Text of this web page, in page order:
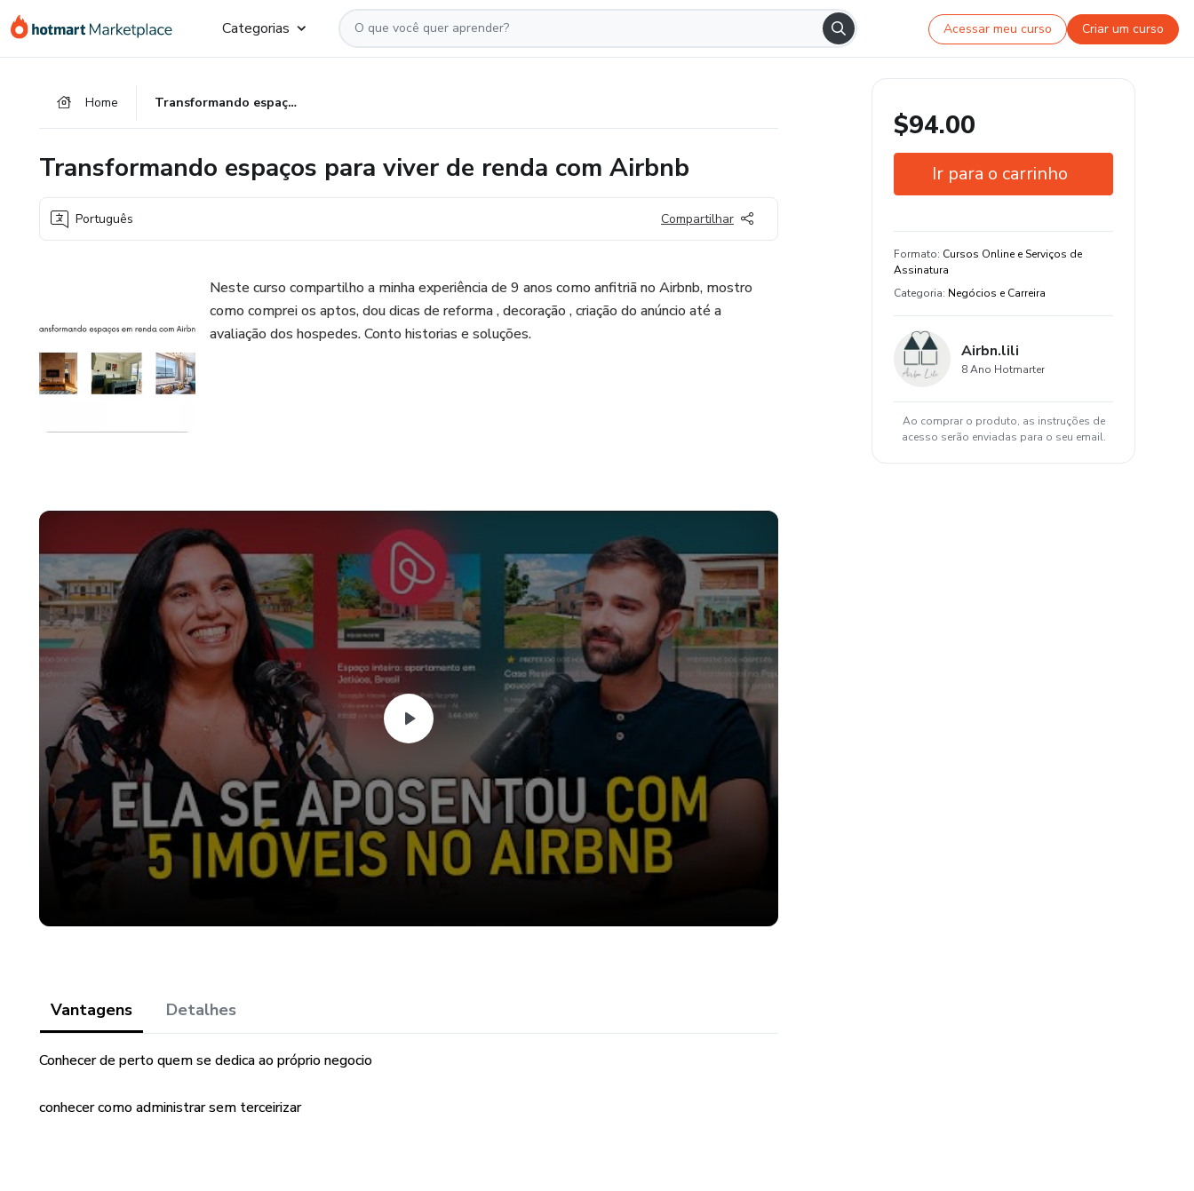
para
para
para
Categorias Acessar meu curso Criar um curso
Home Transformando espaços para viver de renda com Airbnb
Transformando espaços para viver de renda com Airbnb
Português Compartilhar
Neste curso compartilho a minha experiência de 9 anos como anfitriã no Airbnb, mostro
como comprei os aptos, dou dicas de reforma , decoração , criação do anúncio até a
avaliação dos hospedes. Conto historias e soluções.
Vantagens Detalhes
Conhecer de perto quem se dedica ao próprio negocio
conhecer como administrar sem terceirizar
$94.00
Ir para o carrinho
Formato: Cursos Online e Serviços de
Assinatura
Categoria: Negócios e Carreira
Airbn.lili
8 Ano Hotmarter
Ao comprar o produto, as instruções de
acesso serão enviadas para o seu email.